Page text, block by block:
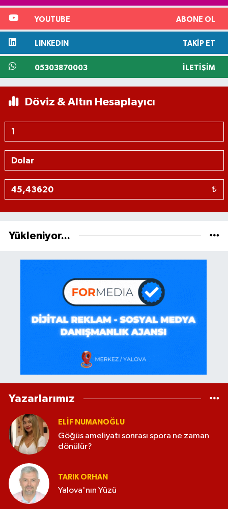
YOUTUBE ABONE OL
LINKEDIN TAKIP ET
05303870003 İLETIŞIM
Döviz & Altın Hesaplayıcı
₺
Yükleniyor...
Yazarlarımız
ELİF NUMANOĞLU
Göğüs ameliyatı sonrası spora ne zaman
dönülür?
TARIK ORHAN
Yalova'nın Yüzü